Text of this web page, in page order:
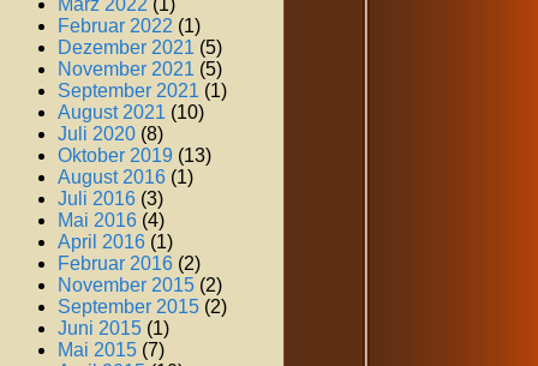
März 2022 (1)
Februar 2022 (1)
Dezember 2021 (5)
November 2021 (5)
September 2021 (1)
August 2021 (10)
Juli 2020 (8)
Oktober 2019 (13)
August 2016 (1)
Juli 2016 (3)
Mai 2016 (4)
April 2016 (1)
Februar 2016 (2)
November 2015 (2)
September 2015 (2)
Juni 2015 (1)
Mai 2015 (7)